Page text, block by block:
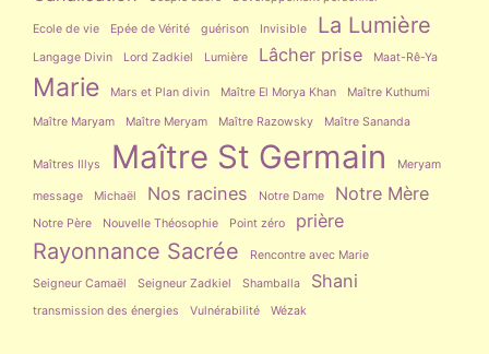
Ecole de vie Epée de Vérité guérison Invisible La Lumière
Langage Divin Lord Zadkiel Lumière Lâcher prise Maat-Rê-Ya
Marie Mars et Plan divin Maître El Morya Khan Maître Kuthumi
Maître Maryam Maître Meryam Maître Razowsky Maître Sananda
Maîtres Illys Maître St Germain Meryam
message Michaël Nos racines Notre Dame Notre Mère
Notre Père Nouvelle Théosophie Point zéro prière
Rayonnance Sacrée
Rencontre avec Marie
Seigneur Camaël
Seigneur Zadkiel Shamballa Shani
transmission des énergies Vulnérabilité Wézak